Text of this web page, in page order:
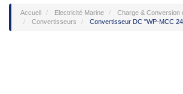
Accueil Electricité Marine
Charge & Conversion
Convertisseurs
Convertisseur DC "WP-MCC 24